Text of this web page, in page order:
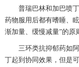
普瑞巴林和加巴喷
药物服用后都有嗜睡、
渐加量、缓慢减量”的原
三环类抗抑郁药如
丁起到协同效果，但是